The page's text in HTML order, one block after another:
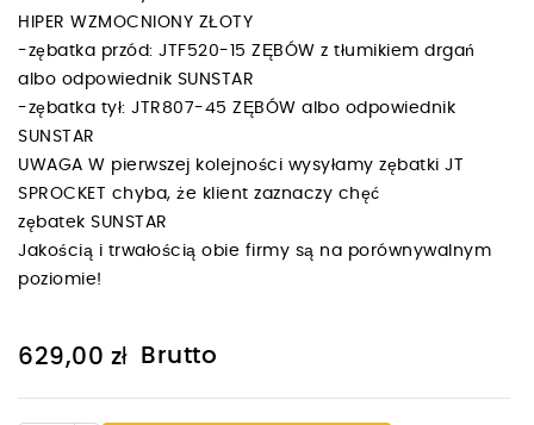
HIPER WZMOCNIONY ZŁOTY
-zębatka przód: JTF520-15 ZĘBÓW z tłumikiem drgań
albo odpowiednik SUNSTAR
-zębatka tył: JTR807-45 ZĘBÓW albo odpowiednik
SUNSTAR
UWAGA W pierwszej kolejności wysyłamy zębatki JT
SPROCKET chyba, że klient zaznaczy chęć
zębatek SUNSTAR
Jakością i trwałością obie firmy są na porównywalnym
poziomie!
629,00 zł Brutto